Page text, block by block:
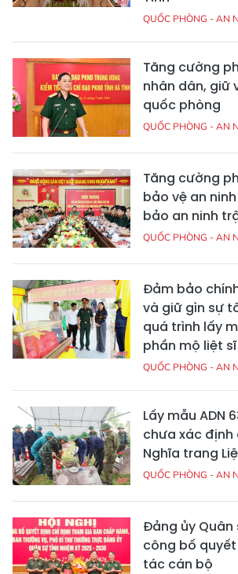
QUỐC PHÒNG - AN
Tăng cường
nhân dân, giữ
quốc phòng
QUỐC PHÒNG - AN
Tăng cường
bảo vệ an
bảo an ninh
QUỐC PHÒNG - AN
Đảm bảo
và giữ gìn sự
quá trình lấy
phần mộ liệt sĩ
QUỐC PHÒNG - AN
Lấy mẫu ADN
chưa xác
Nghĩa trang
QUỐC PHÒNG - AN
Đảng ủy Quân
công bố
tác cán bộ